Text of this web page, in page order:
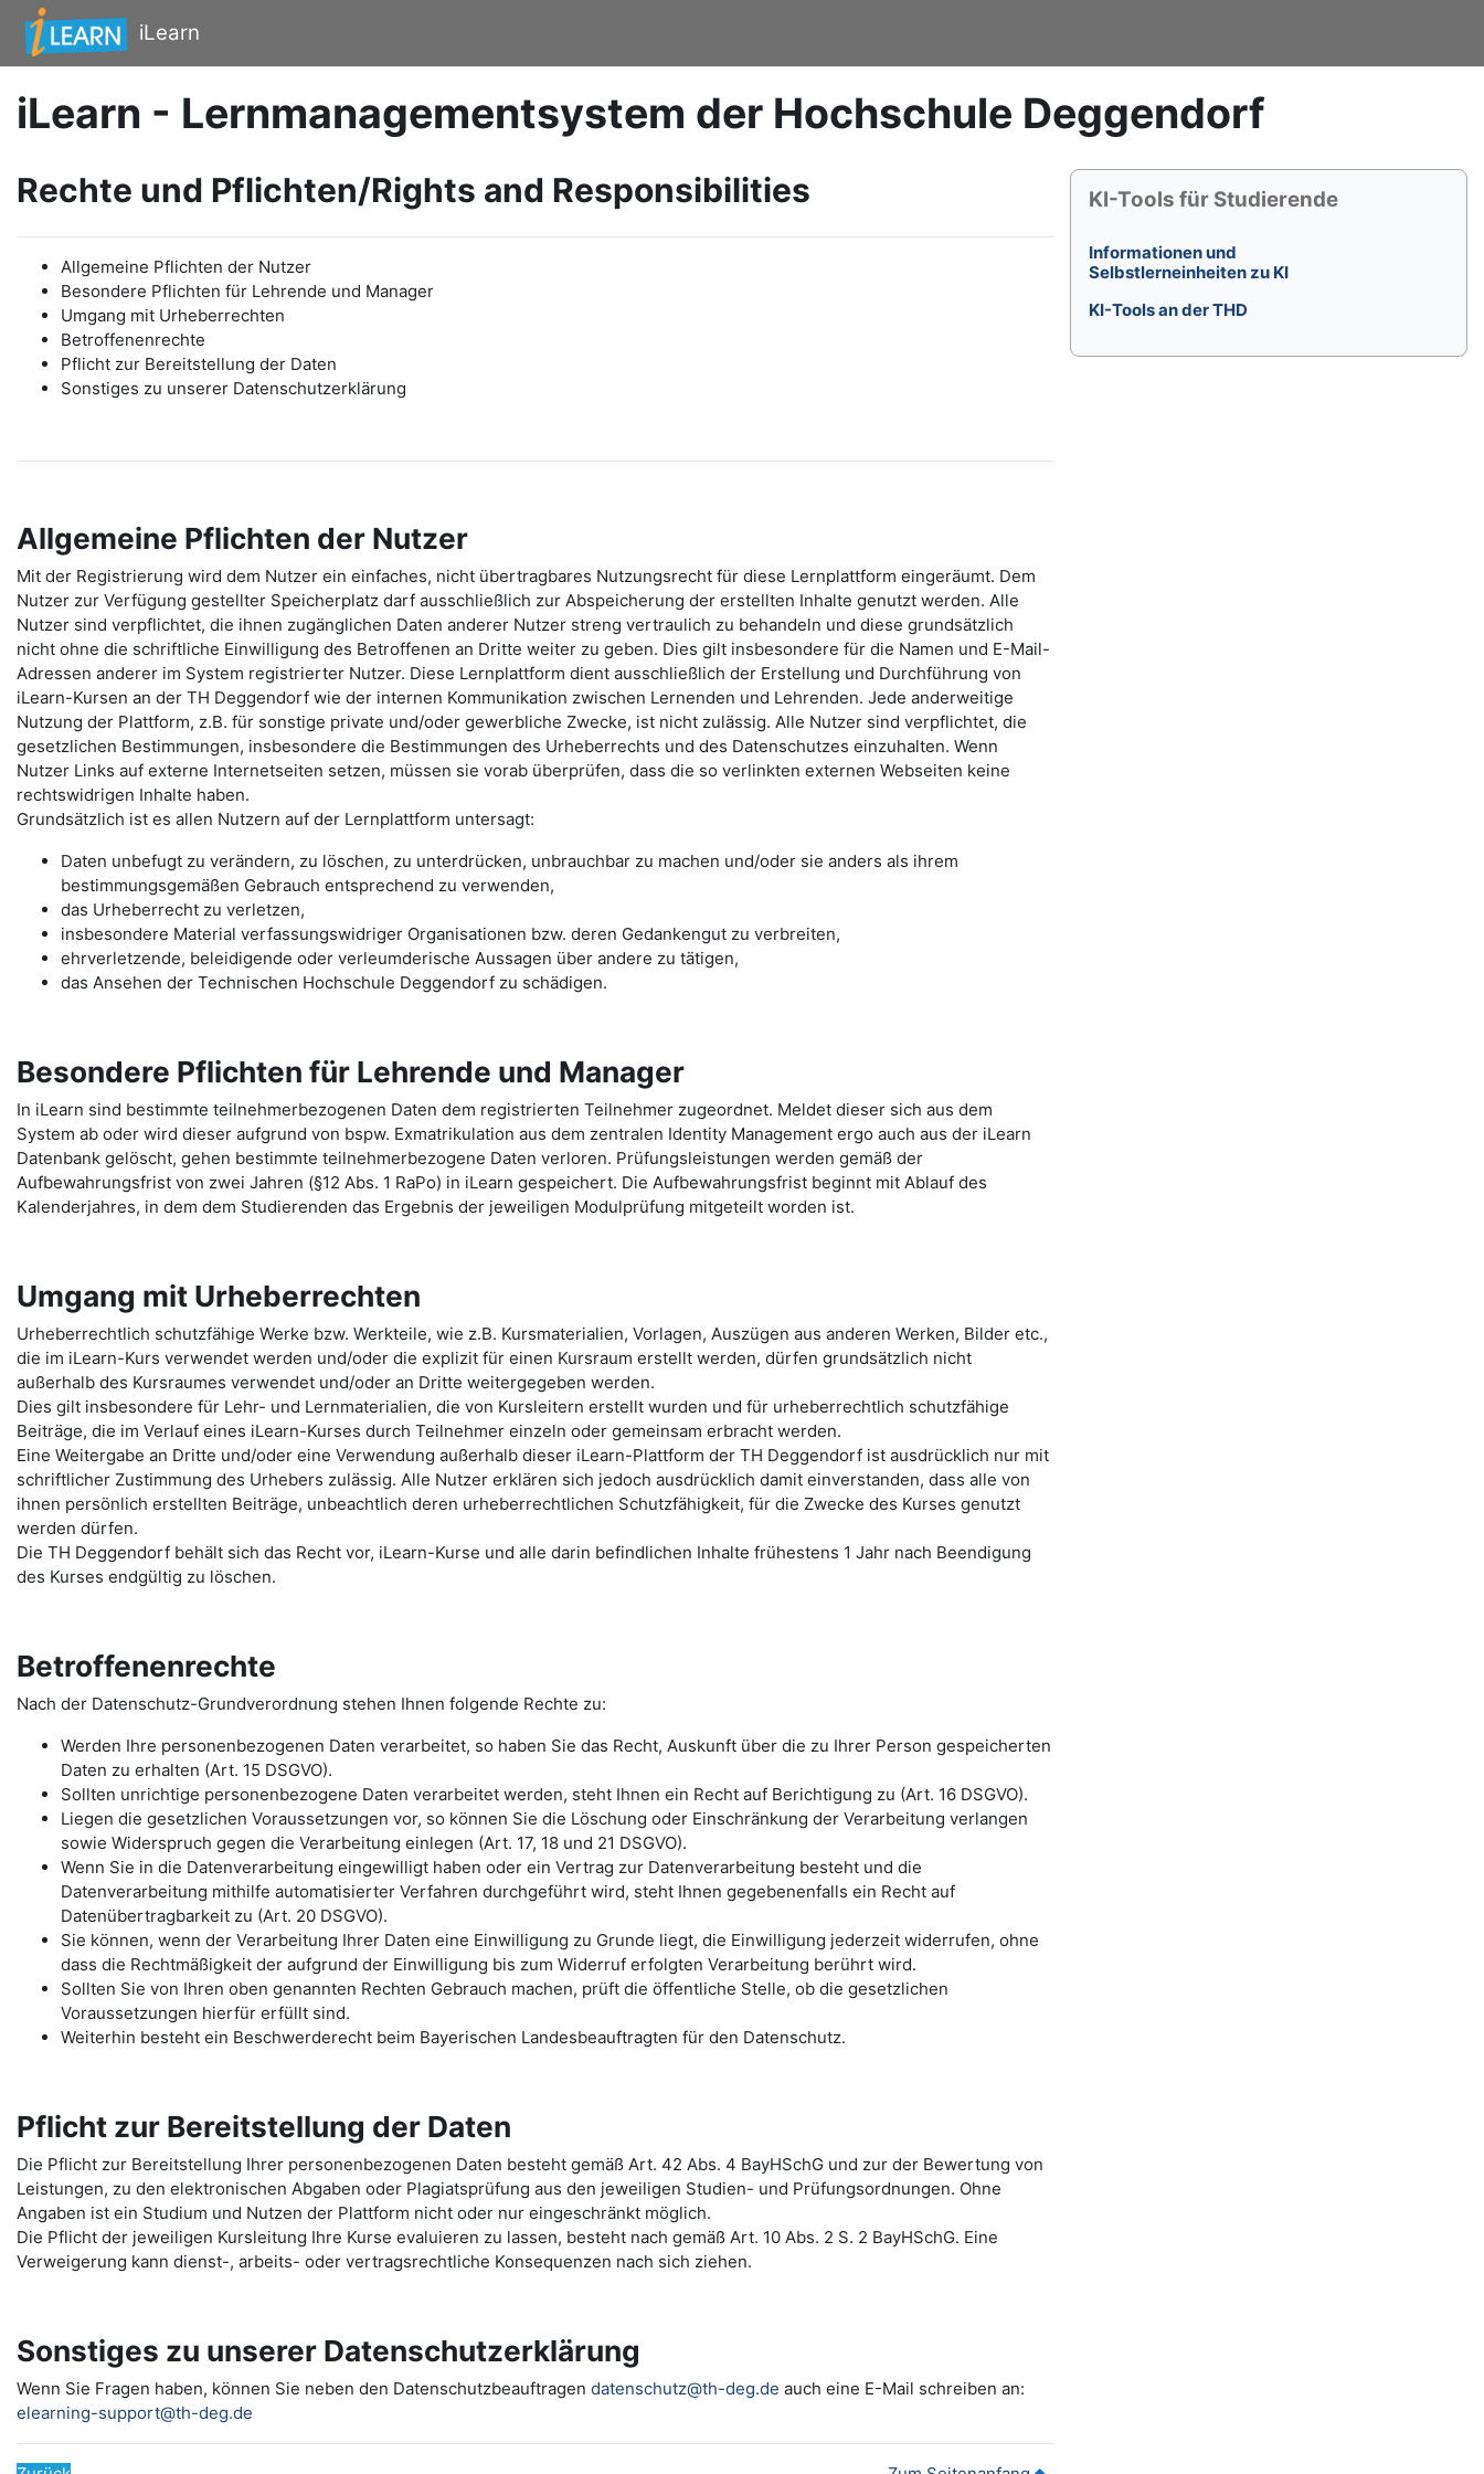
Zum Hauptinhalt
iLearn
iLearn - Lernmanagementsystem der Hochschule Deggendorf
Rechte und Pflichten/Rights and Responsibilities
Allgemeine Pflichten der Nutzer
Besondere Pflichten für Lehrende und Manager
Umgang mit Urheberrechten
Betroffenenrechte
Pflicht zur Bereitstellung der Daten
Sonstiges zu unserer Datenschutzerklärung
Allgemeine Pflichten der Nutzer
Mit der Registrierung wird dem Nutzer ein einfaches, nicht übertragbares Nutzungsrecht für diese Lernplattform eingeräumt. Dem
Nutzer zur Verfügung gestellter Speicherplatz darf ausschließlich zur Abspeicherung der erstellten Inhalte genutzt werden. Alle
Nutzer sind verpflichtet, die ihnen zugänglichen Daten anderer Nutzer streng vertraulich zu behandeln und diese grundsätzlich
nicht ohne die schriftliche Einwilligung des Betroffenen an Dritte weiter zu geben. Dies gilt insbesondere für die Namen und E-Mail-
Adressen anderer im System registrierter Nutzer. Diese Lernplattform dient ausschließlich der Erstellung und Durchführung von
iLearn-Kursen an der TH Deggendorf wie der internen Kommunikation zwischen Lernenden und Lehrenden. Jede anderweitige
Nutzung der Plattform, z.B. für sonstige private und/oder gewerbliche Zwecke, ist nicht zulässig. Alle Nutzer sind verpflichtet, die
gesetzlichen Bestimmungen, insbesondere die Bestimmungen des Urheberrechts und des Datenschutzes einzuhalten. Wenn
Nutzer Links auf externe Internetseiten setzen, müssen sie vorab überprüfen, dass die so verlinkten externen Webseiten keine
rechtswidrigen Inhalte haben.
Grundsätzlich ist es allen Nutzern auf der Lernplattform untersagt:
Daten unbefugt zu verändern, zu löschen, zu unterdrücken, unbrauchbar zu machen und/oder sie anders als ihrem
bestimmungsgemäßen Gebrauch entsprechend zu verwenden,
das Urheberrecht zu verletzen,
insbesondere Material verfassungswidriger Organisationen bzw. deren Gedankengut zu verbreiten,
ehrverletzende, beleidigende oder verleumderische Aussagen über andere zu tätigen,
das Ansehen der Technischen Hochschule Deggendorf zu schädigen.
Besondere Pflichten für Lehrende und Manager
In iLearn sind bestimmte teilnehmerbezogenen Daten dem registrierten Teilnehmer zugeordnet. Meldet dieser sich aus dem
System ab oder wird dieser aufgrund von bspw. Exmatrikulation aus dem zentralen Identity Management ergo auch aus der iLearn
Datenbank gelöscht, gehen bestimmte teilnehmerbezogene Daten verloren. Prüfungsleistungen werden gemäß der
Aufbewahrungsfrist von zwei Jahren (§12 Abs. 1 RaPo) in iLearn gespeichert. Die Aufbewahrungsfrist beginnt mit Ablauf des
Kalenderjahres, in dem dem Studierenden das Ergebnis der jeweiligen Modulprüfung mitgeteilt worden ist.
Umgang mit Urheberrechten
Urheberrechtlich schutzfähige Werke bzw. Werkteile, wie z.B. Kursmaterialien, Vorlagen, Auszügen aus anderen Werken, Bilder etc.,
die im iLearn-Kurs verwendet werden und/oder die explizit für einen Kursraum erstellt werden, dürfen grundsätzlich nicht
außerhalb des Kursraumes verwendet und/oder an Dritte weitergegeben werden.
Dies gilt insbesondere für Lehr- und Lernmaterialien, die von Kursleitern erstellt wurden und für urheberrechtlich schutzfähige
Beiträge, die im Verlauf eines iLearn-Kurses durch Teilnehmer einzeln oder gemeinsam erbracht werden.
Eine Weitergabe an Dritte und/oder eine Verwendung außerhalb dieser iLearn-Plattform der TH Deggendorf ist ausdrücklich nur mit
schriftlicher Zustimmung des Urhebers zulässig. Alle Nutzer erklären sich jedoch ausdrücklich damit einverstanden, dass alle von
ihnen persönlich erstellten Beiträge, unbeachtlich deren urheberrechtlichen Schutzfähigkeit, für die Zwecke des Kurses genutzt
werden dürfen.
Die TH Deggendorf behält sich das Recht vor, iLearn-Kurse und alle darin befindlichen Inhalte frühestens 1 Jahr nach Beendigung
des Kurses endgültig zu löschen.
Betroffenenrechte
Nach der Datenschutz-Grundverordnung stehen Ihnen folgende Rechte zu:
Werden Ihre personenbezogenen Daten verarbeitet, so haben Sie das Recht, Auskunft über die zu Ihrer Person gespeicherten
Daten zu erhalten (Art. 15 DSGVO).
Sollten unrichtige personenbezogene Daten verarbeitet werden, steht Ihnen ein Recht auf Berichtigung zu (Art. 16 DSGVO).
Liegen die gesetzlichen Voraussetzungen vor, so können Sie die Löschung oder Einschränkung der Verarbeitung verlangen
sowie Widerspruch gegen die Verarbeitung einlegen (Art. 17, 18 und 21 DSGVO).
Wenn Sie in die Datenverarbeitung eingewilligt haben oder ein Vertrag zur Datenverarbeitung besteht und die
Datenverarbeitung mithilfe automatisierter Verfahren durchgeführt wird, steht Ihnen gegebenenfalls ein Recht auf
Datenübertragbarkeit zu (Art. 20 DSGVO).
Sie können, wenn der Verarbeitung Ihrer Daten eine Einwilligung zu Grunde liegt, die Einwilligung jederzeit widerrufen, ohne
dass die Rechtmäßigkeit der aufgrund der Einwilligung bis zum Widerruf erfolgten Verarbeitung berührt wird.
Sollten Sie von Ihren oben genannten Rechten Gebrauch machen, prüft die öffentliche Stelle, ob die gesetzlichen
Voraussetzungen hierfür erfüllt sind.
Weiterhin besteht ein Beschwerderecht beim Bayerischen Landesbeauftragten für den Datenschutz.
Pflicht zur Bereitstellung der Daten
Die Pflicht zur Bereitstellung Ihrer personenbezogenen Daten besteht gemäß Art. 42 Abs. 4 BayHSchG und zur der Bewertung von
Leistungen, zu den elektronischen Abgaben oder Plagiatsprüfung aus den jeweiligen Studien- und Prüfungsordnungen. Ohne
Angaben ist ein Studium und Nutzen der Plattform nicht oder nur eingeschränkt möglich.
Die Pflicht der jeweiligen Kursleitung Ihre Kurse evaluieren zu lassen, besteht nach gemäß Art. 10 Abs. 2 S. 2 BayHSchG. Eine
Verweigerung kann dienst-, arbeits- oder vertragsrechtliche Konsequenzen nach sich ziehen.
Sonstiges zu unserer Datenschutzerklärung
Wenn Sie Fragen haben, können Sie neben den Datenschutzbeauftragen datenschutz@th-deg.de auch eine E-Mail schreiben an:
elearning-support@th-deg.de
Blöcke
KI-Tools für Studierende überspringen
KI-Tools für Studierende
Informationen und
Selbstlerneinheiten zu KI
KI-Tools an der THD